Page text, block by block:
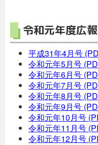
令和元年度広
平成31年4月号
令和元年5月号
令和元年6月号
令和元年7月号
令和元年8月号
令和元年9月号
令和元年10月号
令和元年11月号
令和元年12月号